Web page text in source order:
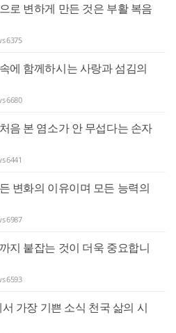
로 변하게 만든 것은 부활 복음
6375
에 함께하시는 사랑과 섬김의
6680
음 본 염소가 안 무섭다는 손자
6441
변화의 이유이며 모든 능력의
6987
지 붙잡는 것이 더욱 중요합니
6593
서 가장 기쁜 소식 천국 삶의 시